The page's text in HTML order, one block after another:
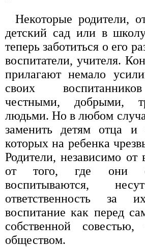
Некоторые родители,
детский сад или в
теперь заботиться о его
воспитатели, учителя.
прилагают немало
своих
честными, добрыми,
людьми. Но в любом
заменить детям отца и
которых на ребенка
Родители, независимо от
от того, где они
воспитываются,
ответственность за
воспитание как перед
собственной
обществом.